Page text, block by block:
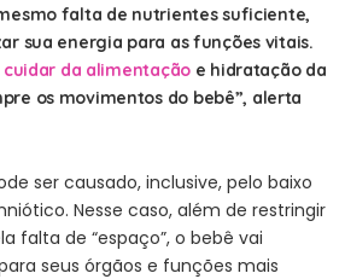
falta de nutrientes suficiente,
sua energia para as funções vitais.
cuidar da alimentaçãoe hidratação da
os movimentos do bebê”, alerta
ser causado, inclusive, pelo baixo
Nesse caso, além de restringir
falta de “espaço”, o bebê vai
seus órgãos e funções mais